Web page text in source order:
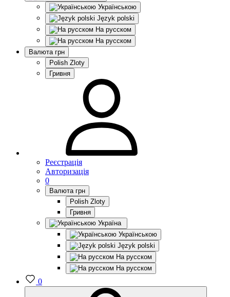
Українською
Język polski
На русском
На русском
Валюта грн
Polish Zloty
Гривня
Реєстрація
Авторизація
0
Валюта грн
Polish Zloty
Гривня
Україна
Українською
Język polski
На русском
На русском
0